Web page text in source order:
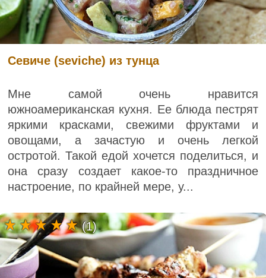
Севиче (seviche) из тунца
Мне самой очень нравится
южноамериканская кухня. Ее блюда пестрят
яркими красками, свежими фруктами и
овощами, а зачастую и очень легкой
остротой. Такой едой хочется поделиться, и
она сразу создает какое-то праздничное
настроение, по крайней мере, у...
(1)